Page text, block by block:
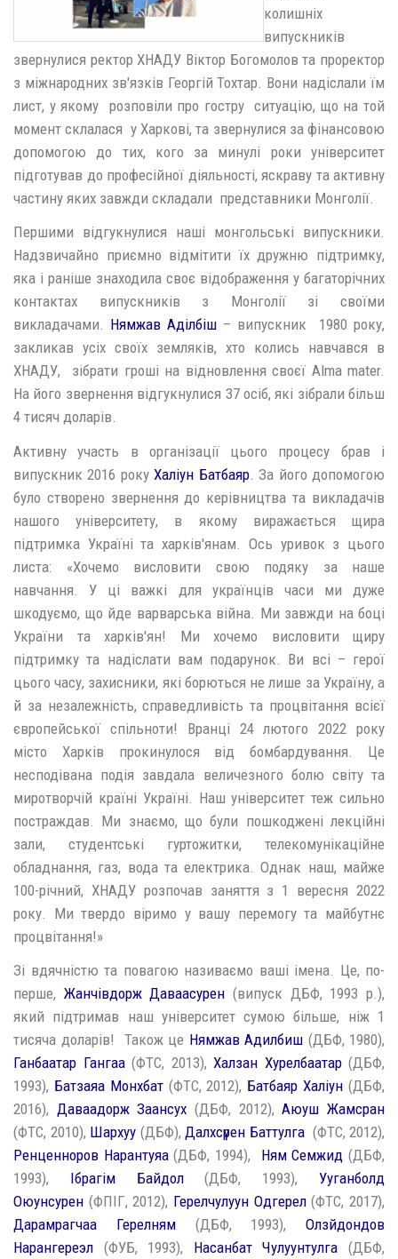
колишніх
випускників
звернулися ректор ХНАДУ Віктор Богомолов та проректор
з міжнародних зв'язків Георгій Тохтар. Вони надіслали їм
лист, у якому розповіли про гостру ситуацію, що на той
момент склалася у Харкові, та звернулися за фінансовою
допомогою до тих, кого за минулі роки університет
підготував до професійної діяльності, яскраву та активну
частину яких завжди складали представники Монголії.
Першими відгукнулися наші монгольські випускники.
Надзвичайно приємно відмітити їх дружню підтримку,
яка і раніше знаходила своє відображення у багаторічних
контактах випускників з Монголії зі своїми
викладачами. Нямжав Аділбіш – випускник 1980 року,
закликав усіх своїх земляків, хто колись навчався в
ХНАДУ, зібрати гроші на відновлення своєї Alma mater.
На його звернення відгукнулися 37 осіб, які зібрали більш
4 тисяч доларів.
Активну участь в організації цього процесу брав і
випускник 2016 рокуХаліун Батбаяр. За його допомогою
було створено звернення до керівництва та викладачів
нашого університету, в якому виражається щира
підтримка Україні та харків'янам. Ось уривок з цього
листа: «Хочемо висловити свою подяку за наше
навчання. У ці важкі для українців часи ми дуже
шкодуємо, що йде варварська війна. Ми завжди на боці
України та харків'ян! Ми хочемо висловити щиру
підтримку та надіслати вам подарунок. Ви всі – герої
цього часу, захисники, які борються не лише за Україну, а
й за незалежність, справедливість та процвітання всієї
європейської спільноти! Вранці 24 лютого 2022 року
місто Харків прокинулося від бомбардування. Це
несподівана подія завдала величезного болю світу та
миротворчій країні Україні. Наш університет теж сильно
постраждав. Ми знаємо, що були пошкоджені лекційні
зали, студентські гуртожитки, телекомунікаційне
обладнання, газ, вода та електрика. Однак наш, майже
100-річний, ХНАДУ розпочав заняття з 1 вересня 2022
року. Ми твердо віримо у вашу перемогу та майбутнє
процвітання!»
Зі вдячністю та повагою називаємо ваші імена. Це, по-
перше, Жанчівдорж Даваасурен (випуск ДБФ, 1993 р.),
який підтримав наш університет сумою більше, ніж 1
тисяча доларів! Також це Нямжав Адилбиш (ДБФ, 1980),
Ганбаатар Гангаа(ФТС, 2013), Халзан Хурелбаатар(ДБФ,
1993), Батзаяа Монхбат(ФТС, 2012), Батбаяр Халіун (ДБФ,
2016), Даваадорж Заансух (ДБФ, 2012),Аюуш Жамсран
(ФТС, 2010), Шархуу (ДБФ), Далхсүрен Баттулга(ФТС, 2012),
Ренценноров Нарантуяа(ДБФ, 1994), Ням Семжид (ДБФ,
1993), Ібрагім Байдол(ДБФ, 1993),Ууганболд
Оюунсурен (ФПІГ, 2012), Герелчулуун Одгерел(ФТС, 2017),
Дарамрагчаа Герелням(ДБФ, 1993), Олзйдондов
Нарангереэл (ФУБ, 1993), Насанбат Чулуунтулга (ДБФ,